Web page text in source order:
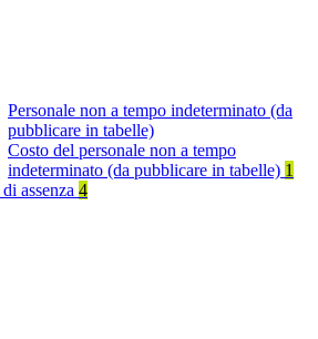
Personale non a tempo indeterminato (da
pubblicare in tabelle)
Costo del personale non a tempo
indeterminato (da pubblicare in tabelle) 1
assenza 4